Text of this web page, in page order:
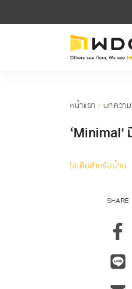
หน้าแรก / บทความ
ไอเดียสำหรับบ้าน
SHARE